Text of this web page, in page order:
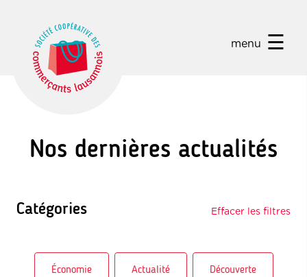
menu ☰
Nos dernières actualités
Catégories Effacer les filtres
Économie Actualité Découverte